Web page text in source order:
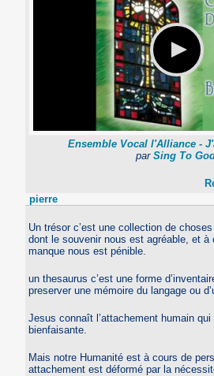
Ensemble Vocal l'Alliance -
par Sing To
pierre
Un trésor c’est une collection de
dont le souvenir nous est agréable, et à
manque nous est pénible.
un thesaurus c’est une forme
preserver une mémoire du langage ou
Jesus connaît l’attachement humain
bienfaisante.
Mais notre Humanité est à cours de
attachement est déformé par la